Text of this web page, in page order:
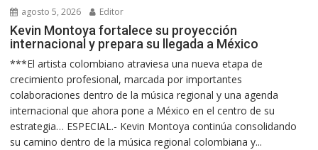
agosto 5, 2026 Editor
Kevin Montoya fortalece su proyección
internacional y prepara su llegada a México
***El artista colombiano atraviesa una nueva etapa de
crecimiento profesional, marcada por importantes
colaboraciones dentro de la música regional y una agenda
internacional que ahora pone a México en el centro de su
estrategia… ESPECIAL.- Kevin Montoya continúa consolidando
su camino dentro de la música regional colombiana y...